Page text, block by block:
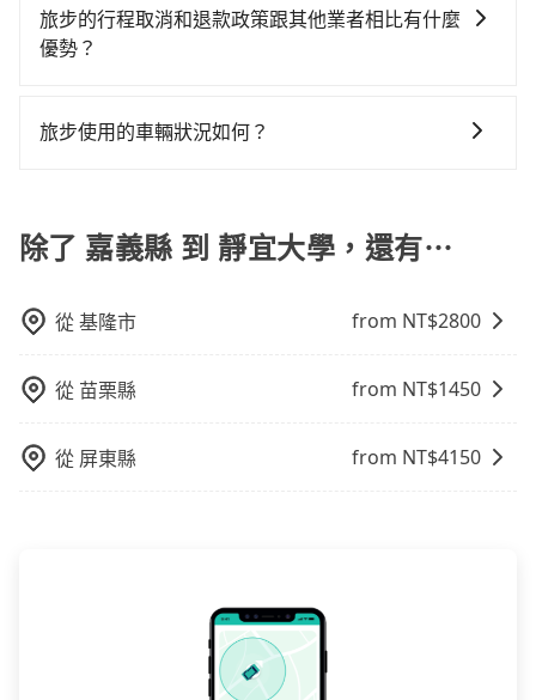
元，費時1小時28分鐘。選擇搭乘高鐵而不預約包車，不
僅每人至少額外負擔70元車資，而且更會額外浪費33分
多可再節省50%的交通費用。
凹的車門仍未被修理，每一次租車都好像在開樂透一
樣。另外，偶爾也會遇到明明已經預約了時間但上一位
小的風險。最後，雖然路邊隨租隨還看似方便，但實際
性和服務質量無法保障，需要自行承擔風險，遇到狀況
事後也無法申訴退費。
車，百分百無菸車，乘客均有最高500萬乘客險。如果有
特殊需求或人數較多，需要大T保母車、20人座中巴、
以依照您行程人數的需求進行選擇。此外，為確保您的
旅途安全無憂，我們的司機都是專業且可靠的職業駕
策，讓您在規劃行程時能更無後顧之憂。無論您是要前
旅步的行程取消和退款政策跟其他業者相比有什麼
優勢？
性的取消政策，以給予乘客更多的保障和方便。只需在
旅步使用的車輛狀況如何？
適的搭乘體驗，讓您能安心享受旅程，是旅步最重視的
事情。
除了 嘉義縣 到 靜宜大學，還有⋯
從基隆市 from NT$2800
從 苗栗縣 from NT$1450
從 屏東縣 from NT$4150